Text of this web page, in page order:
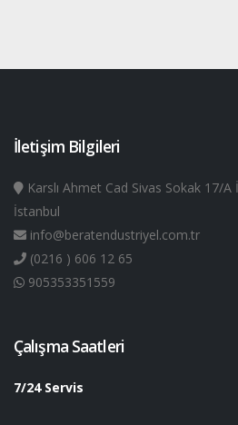
İletişim Bilgileri
Karslı Ahmet Cad Sivas Sokak 17/
İstanbul
info@beratendustriyel.com.tr
(0216 ) 606 12 65
905353351559
Çalışma Saatleri
7/24 Servis